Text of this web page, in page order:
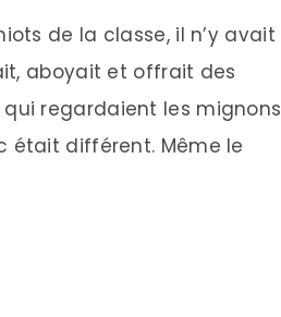
de la classe, il n’y avait
aboyait et offrait des
regardaient les mignons
était différent. Même le